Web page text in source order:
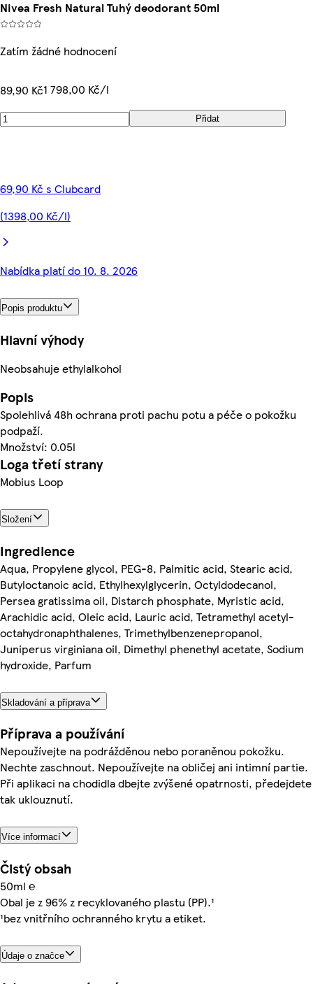
Nivea Fresh Natural Tuhý deodorant 50ml
Zatím žádné hodnocení
89,90 Kč1 798,00 Kč/l
Přidat
69,90 Kč s Clubcard
(1398,00 Kč/l)
Nabídka platí do 10. 8. 2026
Popis produktu
Hlavní výhody
Neobsahuje ethylalkohol
Popis
Spolehlivá 48h ochrana proti pachu potu a péče o pokožku
podpaží.
Množství: 0.05l
Loga třetí strany
Mobius Loop
Složení
Ingredience
Aqua, Propylene glycol, PEG-8, Palmitic acid, Stearic acid,
Butyloctanoic acid, Ethylhexylglycerin, Octyldodecanol,
Persea gratissima oil, Distarch phosphate, Myristic acid,
Arachidic acid, Oleic acid, Lauric acid, Tetramethyl acetyl-
octahydronaphthalenes, Trimethylbenzenepropanol,
Juniperus virginiana oil, Dimethyl phenethyl acetate, Sodium
hydroxide, Parfum
Skladování a příprava
Příprava a používání
Nepoužívejte na podrážděnou nebo poraněnou pokožku.
Nechte zaschnout. Nepoužívejte na obličej ani intimní partie.
Při aplikaci na chodidla dbejte zvýšené opatrnosti, předejdete
tak uklouznutí.
Více informací
Čistý obsah
50ml ℮
Obal je z 96% z recyklovaného plastu (PP).¹
¹bez vnitřního ochranného krytu a etiket.
Údaje o značce